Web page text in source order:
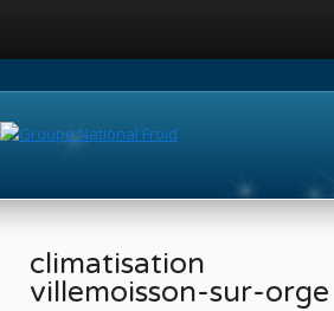
climatisation
villemoisson-sur-orge